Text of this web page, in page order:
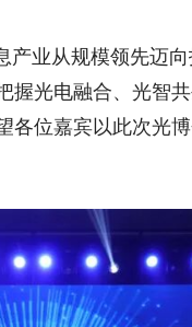
业从规模领先迈
光电融合、光智
位嘉宾以此次光